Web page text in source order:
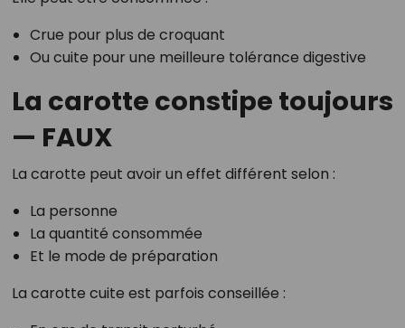
Crue pour plus de croquant
Ou cuite pour une meilleure tolérance digestive
La carotte constipe toujours
— FAUX
La carotte peut avoir un effet différent selon :
La personne
La quantité consommée
Et le mode de préparation
La carotte cuite est parfois conseillée :